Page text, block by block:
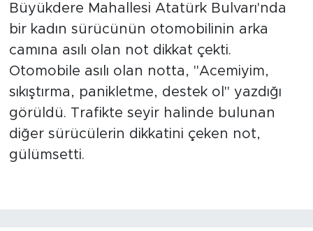
Büyükdere Mahallesi Atatürk Bulvarı'nda
bir kadın sürücünün otomobilinin arka
camına asılı olan not dikkat çekti.
Otomobile asılı olan notta, "Acemiyim,
sıkıştırma, panikletme, destek ol" yazdığı
görüldü. Trafikte seyir halinde bulunan
diğer sürücülerin dikkatini çeken not,
gülümsetti.